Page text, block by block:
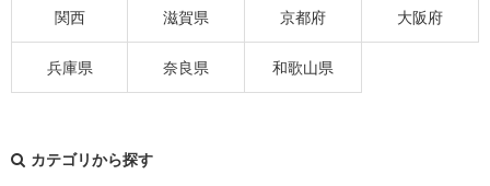
関西 滋賀県 京都府 大阪府
兵庫県 奈良県 和歌山県
カテゴリから探す